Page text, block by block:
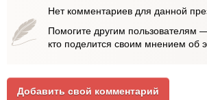
Нет комментариев для данной
Помогите другим пользователям
кто поделится своим мнением об
Добавить свой комментарий